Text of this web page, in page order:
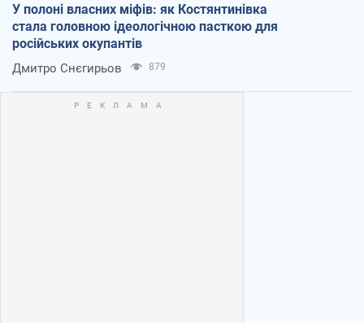
У полоні власних міфів: як Костянтинівка
стала головною ідеологічною пасткою для
російських окупантів
Дмитро Снєгирьов 879